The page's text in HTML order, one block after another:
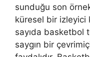
sunduğu son
küresel bir izleyici
sayıda basketbol
saygın bir